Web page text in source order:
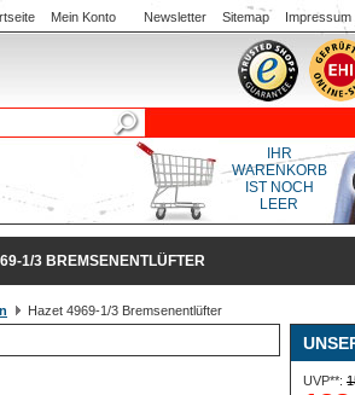
Mein Konto Newsletter Sitemap Impressum
IHR
WARENKORB
IST NOCH
LEER
1/3 BREMSENENTLÜFTER
Hazet 4969-1/3 Bremsenentlüfter
UVP**: